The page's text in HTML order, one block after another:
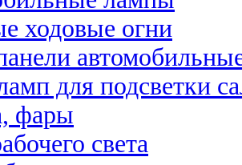
ходовые огни
для подсветки
фары
света